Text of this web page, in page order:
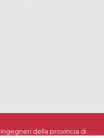
della provincia di